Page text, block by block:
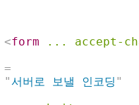
<form ...
accept-
=
"서버로 보낼 인코딩 "